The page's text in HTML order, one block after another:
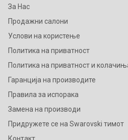
За Нас
Продажни салони
Услови на користење
Политика на приватност
Политика на приватност и
Гаранција на производите
Правила за испорака
Замена на производи
Придружете се на Swarovski тимот
Контакт